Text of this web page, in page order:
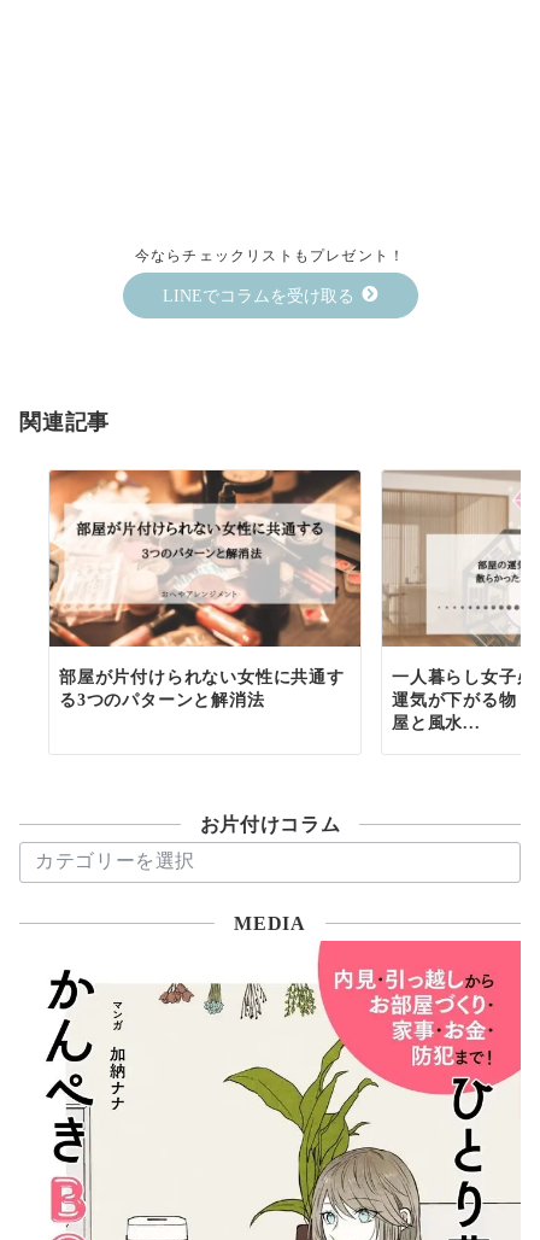
今ならチェックリストもプレゼント！
LINEでコラムを受け取る
関連記事
部屋が片付けられない女性に共通す
る3つのパターンと解消法
一人暮らし女子
運気が下がる物
屋と風水...
お片付けコラム
片
MEDIA